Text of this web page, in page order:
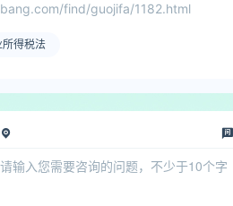
find/guojifa/1182.html
所得税法